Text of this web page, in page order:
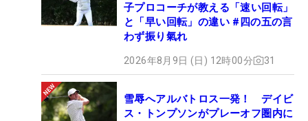
子プロコーチが教える「速い回転」
と「早い回転」の違い #四の五の言
わず振り氣れ
2026年8月9日 (日) 12時00分 31
雪辱へアルバトロス一発！ デイビ
ス・トンプソンがプレーオフ圏内に